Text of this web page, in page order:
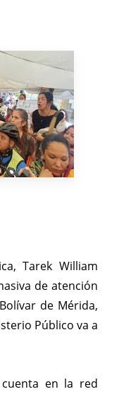
Tarek William
de atención
de Mérida,
Público va a
en la red